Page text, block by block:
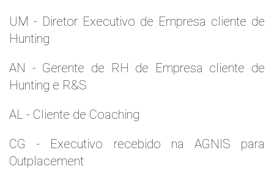
UM - Diretor Executivo de Empresa cliente de
Hunting
AN - Gerente de RH de Empresa cliente de
Hunting e R&S
AL - Cliente de Coaching
CG - Executivo recebido na AGNIS para
Outplacement